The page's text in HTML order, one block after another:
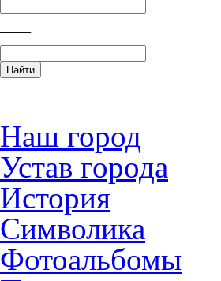
—
Наш город
Устав города
История
Символика
Фотоальбомы